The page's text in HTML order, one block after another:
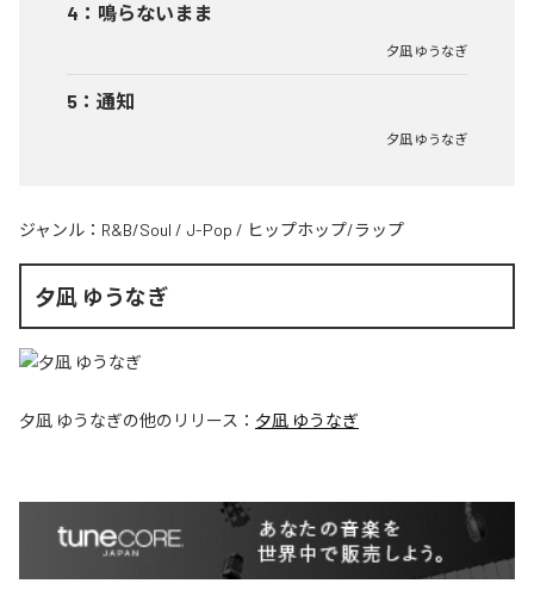
4 ： 鳴らないまま
夕凪 ゆうなぎ
5 ： 通知
夕凪 ゆうなぎ
ジャンル： R&B/Soul / J-Pop / ヒップホップ/ラップ
夕凪 ゆうなぎ
夕凪 ゆうなぎの他のリリース： 夕凪 ゆうなぎ